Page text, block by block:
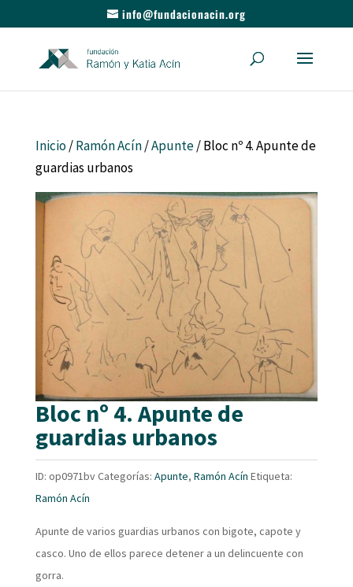
info@fundacionacin.org
Inicio/Ramón Acín/Apunte/ Bloc nº 4. Apunte de
guardias urbanos
Bloc nº 4. Apunte de
guardias urbanos
ID: op0971bvCategorías: Apunte, Ramón Acín Etiqueta:
Ramón Acín
Apunte de varios guardias urbanos con bigote, capote y
casco. Uno de ellos parece detener a un delincuente con
gorra.